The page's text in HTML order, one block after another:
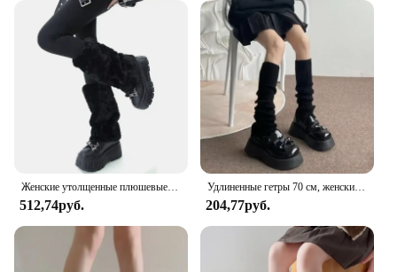
Женские утолщенные плюшевые гетры из искусственного меха норки, теплые леггинсы, ботинки, носки средней длины, аксессуары для вечеринок в стиле Харадзюку
512,74руб.
Удлиненные гетры 70 см, женские длинные носки в стиле Лолиты, вязаные теплые носки в студенческом стиле JK, осенне-зимние сапоги выше колена с манжетами
204,77руб.